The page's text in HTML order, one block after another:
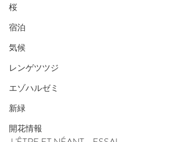
桜
宿泊
気候
レンゲツツジ
エゾハルゼミ
新緑
開花情報